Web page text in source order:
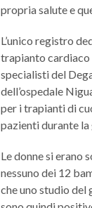
propria salute e
L’unico registro
trapianto cardiaco
specialisti del
dell’ospedale
per i trapianti di
pazienti durante la
Le donne si erano
nessuno dei 12
che uno studio del